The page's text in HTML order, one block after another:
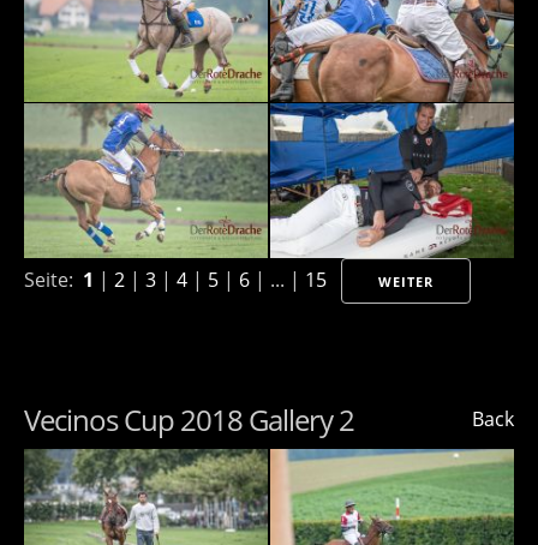
Seite: 1 | 2 | 3 | 4 | 5 | 6 | ... | 15 WEITER
Back
Vecinos Cup 2018 Gallery 2